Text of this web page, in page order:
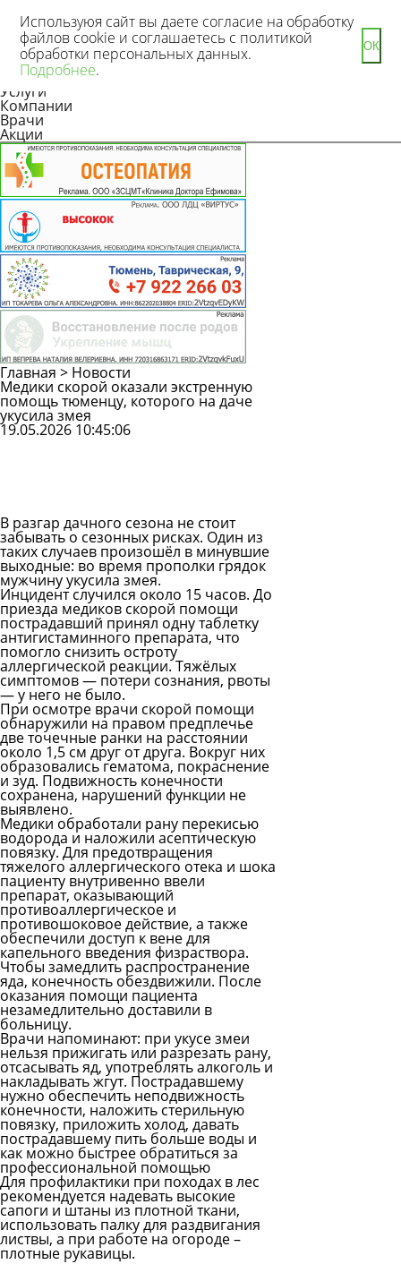
Новости
Статьи
Услуги
Компании
Врачи
Акции
Главная > Новости
Медики скорой оказали экстренную
помощь тюменцу, которого на даче
укусила змея
19.05.2026 10:45:06
В разгар дачного сезона не стоит
забывать о сезонных рисках. Один из
таких случаев произошёл в минувшие
выходные: во время прополки грядок
мужчину укусила змея.
Инцидент случился около 15 часов. До
приезда медиков скорой помощи
пострадавший принял одну таблетку
антигистаминного препарата, что
помогло снизить остроту
аллергической реакции. Тяжёлых
симптомов — потери сознания, рвоты
— у него не было.
При осмотре врачи скорой помощи
обнаружили на правом предплечье
две точечные ранки на расстоянии
около 1,5 см друг от друга. Вокруг них
образовались гематома, покраснение
и зуд. Подвижность конечности
сохранена, нарушений функции не
выявлено.
Медики обработали рану перекисью
водорода и наложили асептическую
повязку. Для предотвращения
тяжелого аллергического отека и шока
пациенту внутривенно ввели
препарат, оказывающий
противоаллергическое и
противошоковое действие, а также
обеспечили доступ к вене для
капельного введения физраствора.
Чтобы замедлить распространение
яда, конечность обездвижили. После
оказания помощи пациента
незамедлительно доставили в
больницу.
Врачи напоминают: при укусе змеи
нельзя прижигать или разрезать рану,
отсасывать яд, употреблять алкоголь и
накладывать жгут. Пострадавшему
нужно обеспечить неподвижность
конечности, наложить стерильную
повязку, приложить холод, давать
пострадавшему пить больше воды и
как можно быстрее обратиться за
профессиональной помощью
Для профилактики при походах в лес
рекомендуется надевать высокие
сапоги и штаны из плотной ткани,
использовать палку для раздвигания
листвы, а при работе на огороде –
плотные рукавицы.
Используюя сайт вы даете согласие на обработку
файлов cookie и соглашаетесь с политикой
обработки персональных данных.
Подробнее.
ОК